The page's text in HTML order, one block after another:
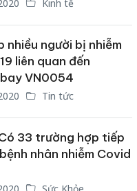
Kinh tế
nhiều người bị nhiễm
liên quan đến
VN0054
Tin tức
33 trường hợp tiếp
nhân nhiễm Covid
Sức Khỏe